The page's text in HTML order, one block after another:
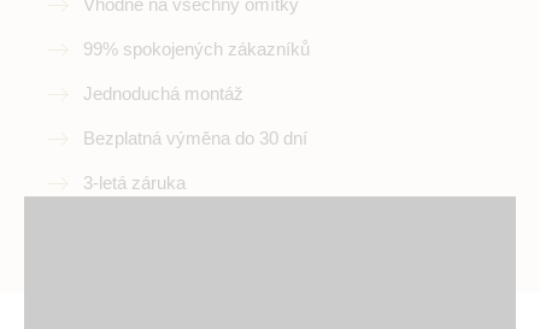
Vhodné na všechny omítky
99% spokojených zákazníků
Jednoduchá montáž
Bezplatná výměna do 30 dní
3-letá záruka